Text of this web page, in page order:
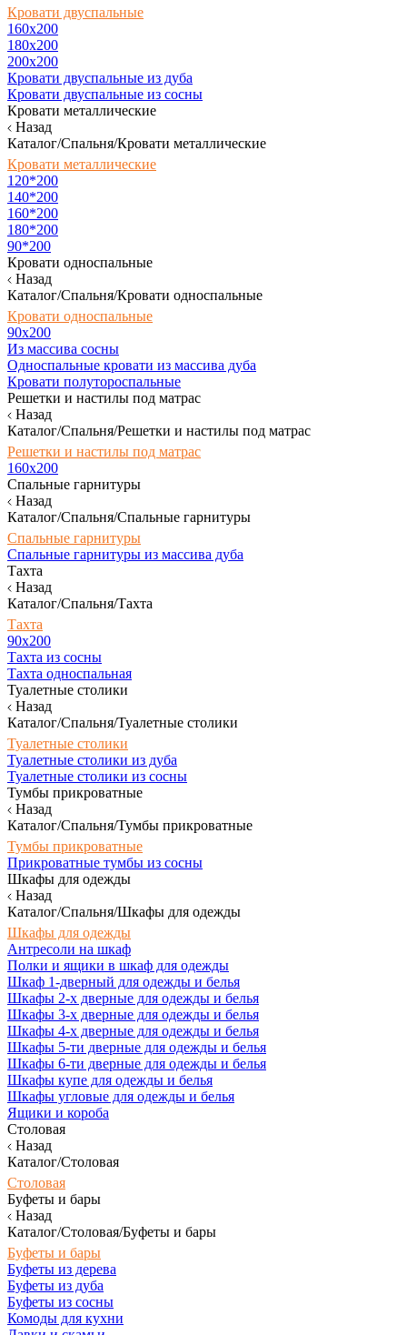
Кровати двуспальные
160х200
180x200
200x200
Кровати двуспальные из дуба
Кровати двуспальные из сосны
Кровати металлические
Назад
Каталог/Спальня/Кровати металлические
Кровати металлические
120*200
140*200
160*200
180*200
90*200
Кровати односпальные
Назад
Каталог/Спальня/Кровати односпальные
Кровати односпальные
90х200
Из массива сосны
Односпальные кровати из массива дуба
Кровати полутороспальные
Решетки и настилы под матрас
Назад
Каталог/Спальня/Решетки и настилы под матрас
Решетки и настилы под матрас
160х200
Спальные гарнитуры
Назад
Каталог/Спальня/Спальные гарнитуры
Спальные гарнитуры
Спальные гарнитуры из массива дуба
Тахта
Назад
Каталог/Спальня/Тахта
Тахта
90х200
Тахта из сосны
Тахта односпальная
Туалетные столики
Назад
Каталог/Спальня/Туалетные столики
Туалетные столики
Туалетные столики из дуба
Туалетные столики из сосны
Тумбы прикроватные
Назад
Каталог/Спальня/Тумбы прикроватные
Тумбы прикроватные
Прикроватные тумбы из сосны
Шкафы для одежды
Назад
Каталог/Спальня/Шкафы для одежды
Шкафы для одежды
Антресоли на шкаф
Полки и ящики в шкаф для одежды
Шкаф 1-дверный для одежды и белья
Шкафы 2-х дверные для одежды и белья
Шкафы 3-х дверные для одежды и белья
Шкафы 4-х дверные для одежды и белья
Шкафы 5-ти дверные для одежды и белья
Шкафы 6-ти дверные для одежды и белья
Шкафы купе для одежды и белья
Шкафы угловые для одежды и белья
Ящики и короба
Столовая
Назад
Каталог/Столовая
Столовая
Буфеты и бары
Назад
Каталог/Столовая/Буфеты и бары
Буфеты и бары
Буфеты из дерева
Буфеты из дуба
Буфеты из сосны
Комоды для кухни